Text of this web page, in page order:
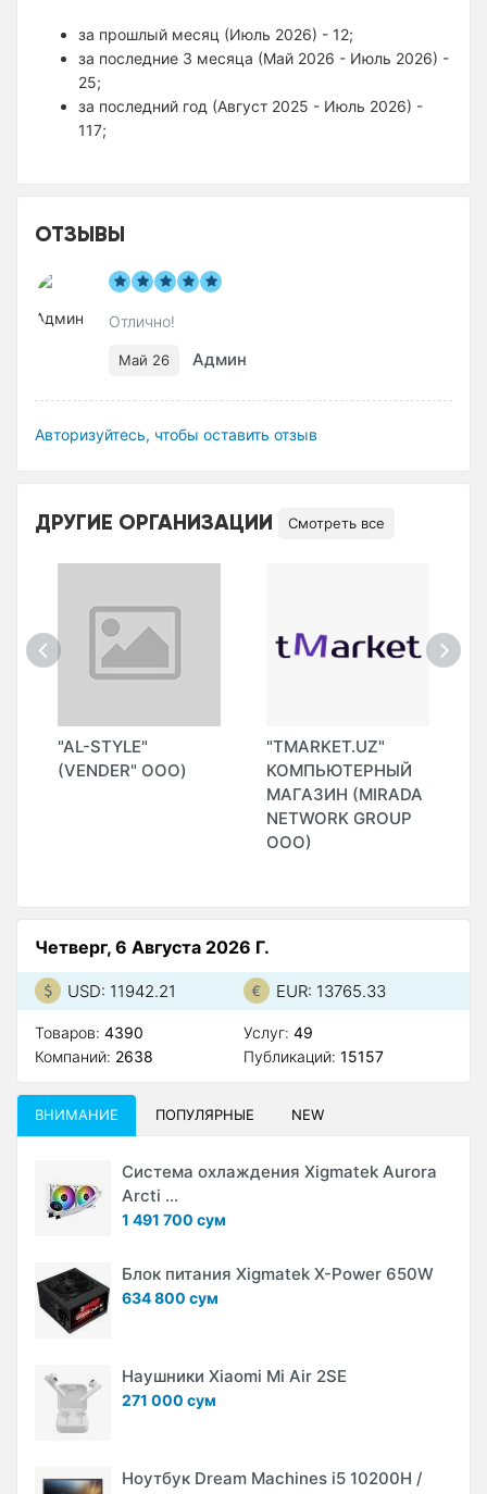
за прошлый месяц (Июль 2026) - 12;
за последние 3 месяца (Май 2026 - Июль 2026) -
25;
за последний год (Август 2025 - Июль 2026) -
117;
ОТЗЫВЫ
Отлично!
Май 26 Админ
Авторизуйтесь, чтобы оставить отзыв
ДРУГИЕ ОРГАНИЗАЦИИ Смотреть все
"AL-STYLE"
(VENDER" ООО)
"TMARKET.UZ"
КОМПЬЮТЕРНЫЙ
МАГАЗИН (MIRADA
NETWORK GROUP
ООО)
Четверг, 6 Августа 2026 Г.
USD: 11942.21 EUR: 13765.33
Товаров: 4390
Компаний: 2638
Услуг: 49
Публикаций: 15157
ВНИМАНИЕ ПОПУЛЯРНЫЕ NEW
Система охлаждения Xigmatek Aurora
Arcti ...
1 491 700 сум
Блок питания Xigmatek X-Power 650W
634 800 сум
Наушники Xiaomi Mi Air 2SE
271 000 сум
Ноутбук Dream Machines i5 10200H /